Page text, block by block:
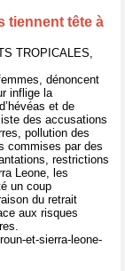
tiennent tête à
TROPICALES,
dénoncent
inflige la
et de
des accusations
pollution des
commises par des
restrictions
Leone, les
un coup
du retrait
aux risques
et-sierra-leone-